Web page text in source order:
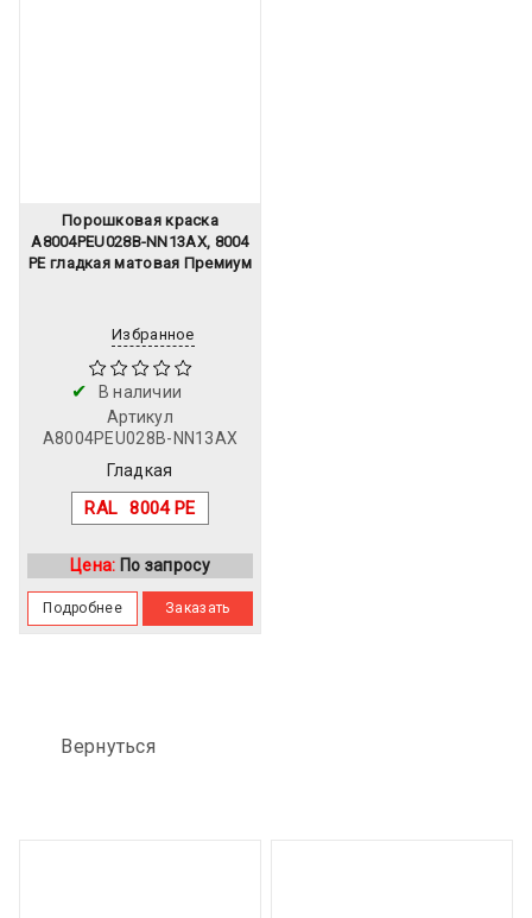
Порошковая краска
A8004PEU028B-NN13AX, 8004
PE гладкая матовая Премиум
Избранное
В наличии
Артикул
A8004PEU028B-NN13AX
Гладкая
RAL 8004 PE
Цена: По запросу
Подробнее Заказать
Вернуться